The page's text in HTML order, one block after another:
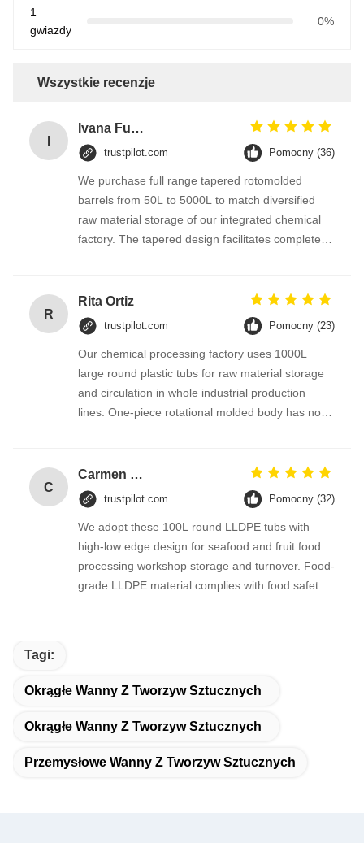
1
gwiazdy
0%
Wszystkie recenzje
Ivana Fuentes
trustpilot.com Pomocny (36)
We purchase full range tapered rotomolded
barrels from 50L to 5000L to match diversified
raw material storage of our integrated chemical
factory. The tapered design facilitates complete
leakage of granular and mild corrosive liquid raw
materials.
R
Rita Ortiz
trustpilot.com Pomocny (23)
Our chemical processing factory uses 1000L
large round plastic tubs for raw material storage
and circulation in whole industrial production
lines. One-piece rotational molded body has no
industrial material handling system.
C
Carmen Fuentes
trustpilot.com Pomocny (32)
We adopt these 100L round LLDPE tubs with
high-low edge design for seafood and fruit food
processing workshop storage and turnover. Food-
grade LLDPE material complies with food safety
Tagi:
Okrągłe Wanny Z Tworzyw Sztucznych
Okrągłe Wanny Z Tworzyw Sztucznych
Przemysłowe Wanny Z Tworzyw Sztucznych